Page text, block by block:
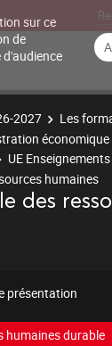
sur ce
de
d'audience
2027
Les
économique
UE
humaines
des
présentation
humaines durable